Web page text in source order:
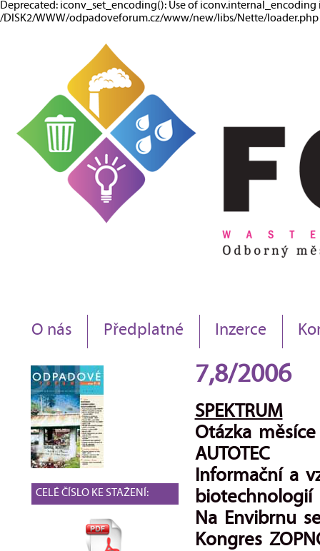
Deprecated: iconv_set_encoding(): Use of iconv.internal_encoding
/DISK2/WWW/odpadoveforum.cz/www/new/libs/Nette/loader.php
O nás Předplatné Inzerce
CELÉ ČÍSLO KE STAŽENÍ:
7,8/2006
SPEKTRUM
Otázka měsíce
AUTOTEC
Informační a
biotechnologií
Na Envibrnu
Kongres